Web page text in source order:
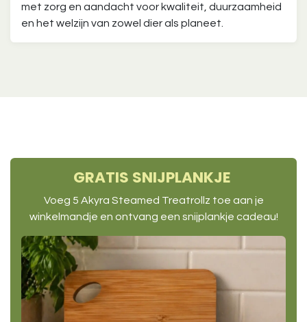
met zorg en aandacht voor kwaliteit, duurzaamheid
en het welzijn van zowel dier als planeet.
GRATIS SNIJPLANKJE
Voeg 5 Akyra Steamed Treatrollz toe aan je
winkelmandje en ontvang een snijplankje cadeau!